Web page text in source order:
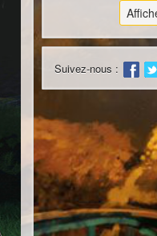
Suivez-nous :